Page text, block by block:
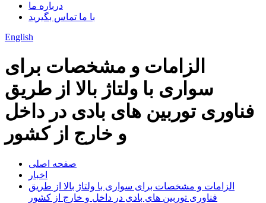
درباره ما
با ما تماس بگیرید
English
الزامات و مشخصات برای
سواری با ولتاژ بالا از طریق
فناوری توربین های بادی در داخل
و خارج از کشور
صفحه اصلی
اخبار
الزامات و مشخصات برای سواری با ولتاژ بالا از طریق
فناوری توربین های بادی در داخل و خارج از کشور